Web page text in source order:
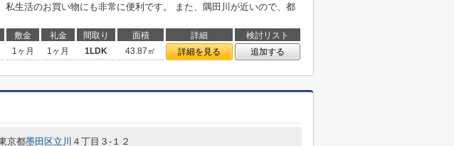
私生活のお買い物にも非常に便利です。 また、隅田川が近いので、都
敷金 礼金 間取り 面積 詳細
検討リスト
1ヶ月 1ヶ月 1LDK 43.87㎡ 詳細を見る 追加する
京都墨田区立川 ４丁目３-１２